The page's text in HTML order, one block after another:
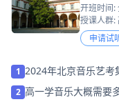
开班时间:
授课人群:
申请试
1 2024年北京音乐艺考
2 高一学音乐大概需要